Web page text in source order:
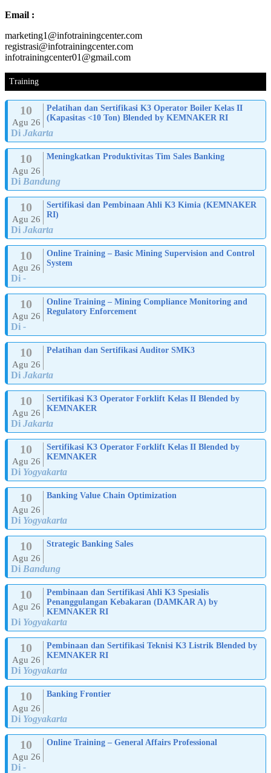
Email :
marketing1@infotrainingcenter.com
registrasi@infotrainingcenter.com
infotrainingcenter01@gmail.com
Training
10
Agu 26
Pelatihan dan Sertifikasi K3 Operator Boiler Kelas II
(Kapasitas <10 Ton) Blended by KEMNAKER RI
Di Jakarta
10
Agu 26
Meningkatkan Produktivitas Tim Sales Banking
Di Bandung
10
Agu 26
Sertifikasi dan Pembinaan Ahli K3 Kimia (KEMNAKER
RI)
Di Jakarta
10
Agu 26
Online Training – Basic Mining Supervision and Control
System
Di -
10
Agu 26
Online Training – Mining Compliance Monitoring and
Regulatory Enforcement
Di -
10
Agu 26
Pelatihan dan Sertifikasi Auditor SMK3
Di Jakarta
10
Agu 26
Sertifikasi K3 Operator Forklift Kelas II Blended by
KEMNAKER
Di Jakarta
10
Agu 26
Sertifikasi K3 Operator Forklift Kelas II Blended by
KEMNAKER
Di Yogyakarta
10
Agu 26
Banking Value Chain Optimization
Di Yogyakarta
10
Agu 26
Strategic Banking Sales
Di Bandung
10
Agu 26
Pembinaan dan Sertifikasi Ahli K3 Spesialis
Penanggulangan Kebakaran (DAMKAR A) by
KEMNAKER RI
Di Yogyakarta
10
Agu 26
Pembinaan dan Sertifikasi Teknisi K3 Listrik Blended by
KEMNAKER RI
Di Yogyakarta
10
Agu 26
Banking Frontier
Di Yogyakarta
10
Agu 26
Online Training – General Affairs Professional
Di -